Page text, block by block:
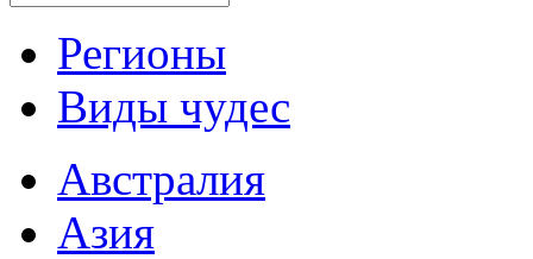
Регионы
Виды чудес
Австралия
Азия